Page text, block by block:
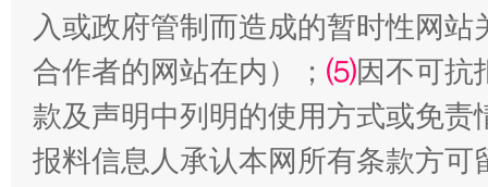
入或政府管制而造成的暂时性网
合作者的网站在内）； ⑸因不可抗
款及声明中列明的使用方式或免责
报料信息人承认本网所有条款方